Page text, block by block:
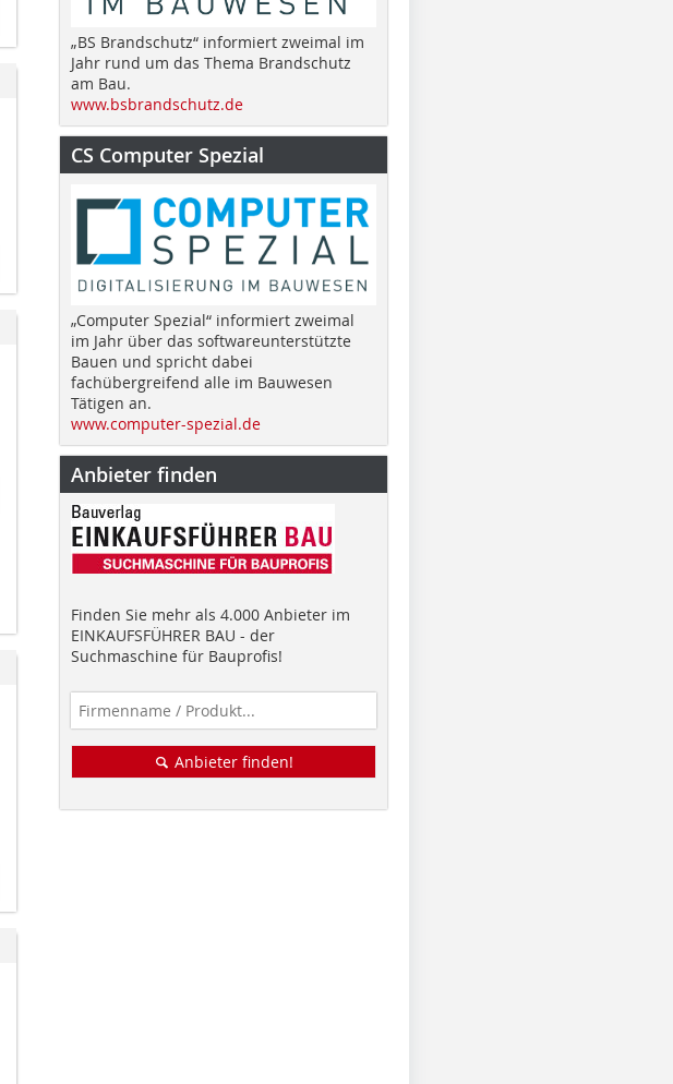
„BS Brandschutz“ informiert zweimal im
Jahr rund um das Thema Brandschutz
am Bau.
www.bsbrandschutz.de
CS Computer Spezial
„Computer Spezial“ informiert zweimal
im Jahr über das softwareunterstützte
Bauen und spricht dabei
fachübergreifend alle im Bauwesen
Tätigen an.
www.computer-spezial.de
Anbieter finden
Finden Sie mehr als 4.000 Anbieter im
EINKAUFSFÜHRER BAU - der
Suchmaschine für Bauprofis!
Anbieter finden!